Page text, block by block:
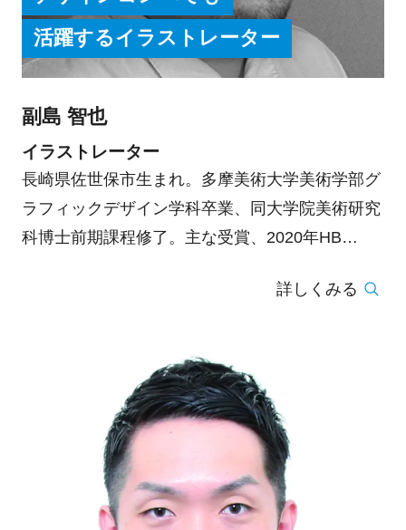
活躍するイラストレーター
副島 智也
イラストレーター
長崎県佐世保市生まれ。多摩美術大学美術学部グ
ラフィックデザイン学科卒業、同大学院美術研究
科博士前期課程修了。主な受賞、2020年HB
賞、2021年 第13回世界ポスタートリエンナーレ
詳しくみる